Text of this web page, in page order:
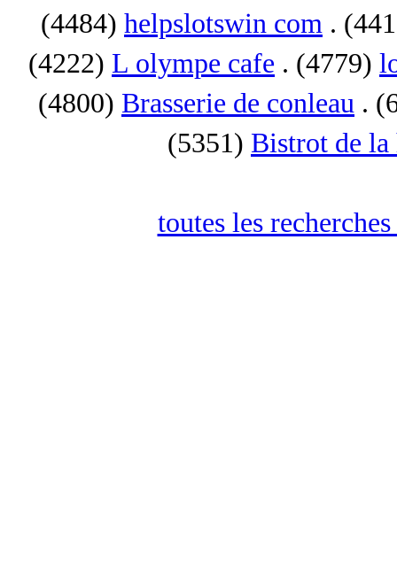
(4484) helpslotswin com .
(4222) L olympe cafe . (4779)
(4800) Brasserie de conleau .
(5351) Bistrot de la
toutes les